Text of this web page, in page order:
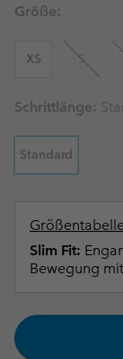
Größe:
XS S
Schrittlänge:
Standard
Größentabelle
Slim Fit:
Bewegung